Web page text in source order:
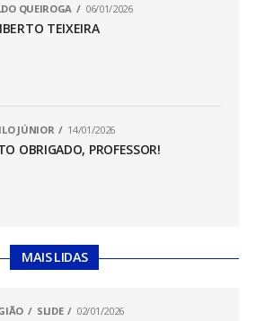
QUEIROGA 06/01/2026
TEIXEIRA
JÚNIOR 14/01/2026
OBRIGADO, PROFESSOR!
MAIS LIDAS
SLIDE 02/01/2026